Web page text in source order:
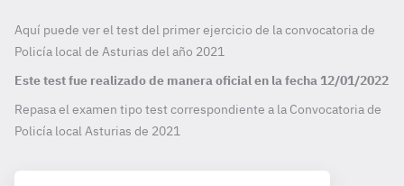
Aquí puede ver el test del primer ejercicio de la convocatoria de
Policía local de Asturias del año 2021
Este test fue realizado de manera oficial en la fecha 12/01/2022
Repasa el examen tipo test correspondiente a la Convocatoria de
Policía local Asturias de 2021